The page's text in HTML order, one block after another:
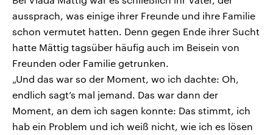
aussprach, was einige ihrer Freunde und ihre Familie
schon vermutet hatten. Denn gegen Ende ihrer Sucht
hatte Mättig tagsüber häufig auch im Beisein von
Freunden oder Familie getrunken.
„Und das war so der Moment, wo ich dachte: Oh,
endlich sagt’s mal jemand. Das war dann der
Moment, an dem ich sagen konnte: Das stimmt, ich
hab ein Problem und ich weiß nicht, wie ich es lösen